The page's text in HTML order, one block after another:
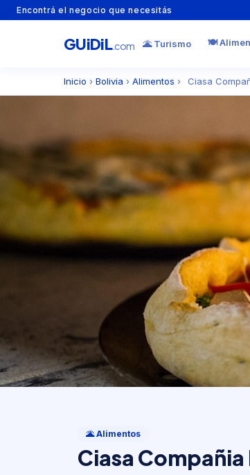
Encontrá el negocio que necesitás
GUiDiL.com 🌋 Turismo 🍽️
Inicio › Bolivia › Alimentos › Ciasa
Ciasa
🌎 Bolivia
🌋 Alimentos
Ciasa